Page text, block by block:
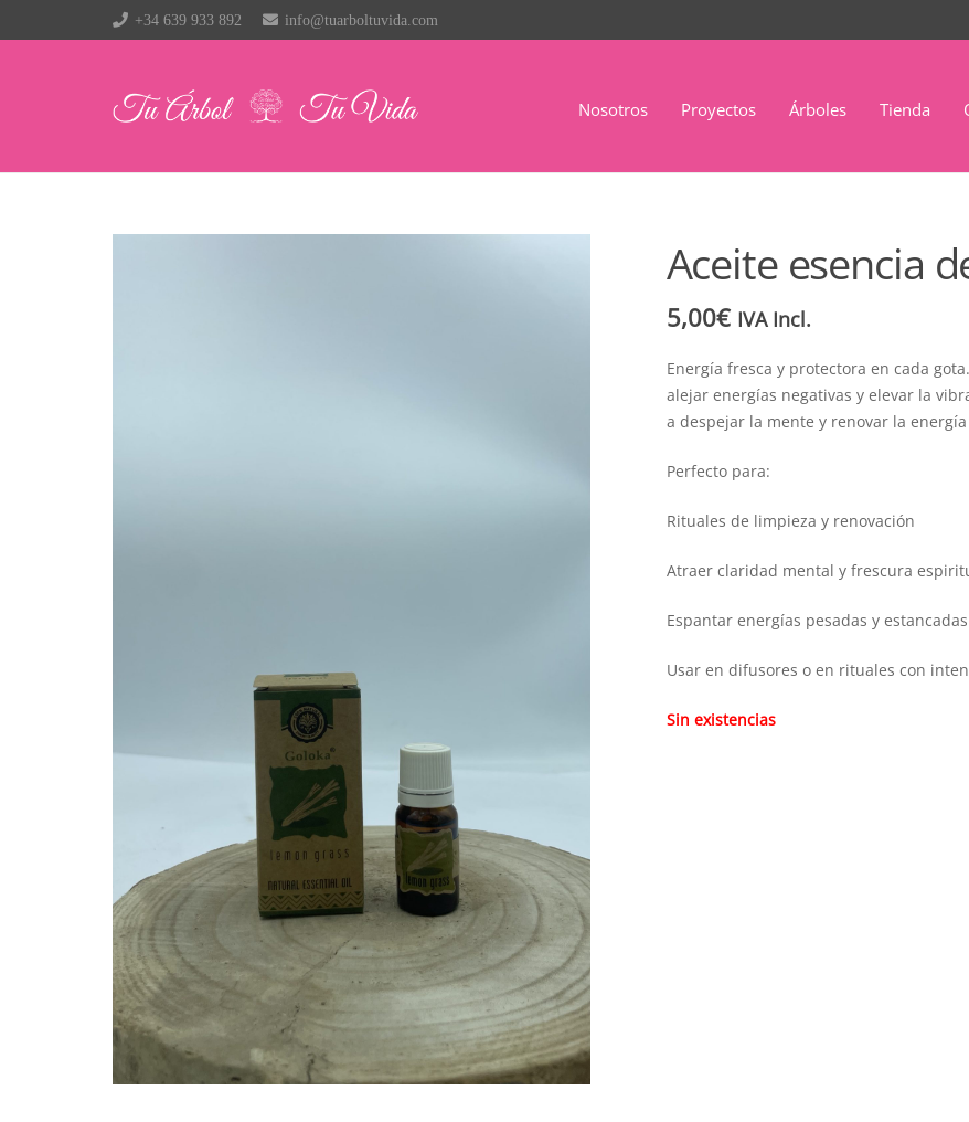
+34 639 933 892 info@tuarboltuvida.com
Nosotros Proyectos Árboles Tienda
Aceite esencia
5,00€ IVA Incl.
Energía fresca y protectora en cada
alejar energías negativas y elevar la
a despejar la mente y renovar la
Perfecto para:
Rituales de limpieza y renovación
Atraer claridad mental y frescura
Espantar energías pesadas y estancadas
Usar en difusores o en rituales con
Sin existencias